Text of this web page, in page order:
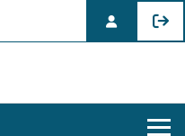
COLETTE